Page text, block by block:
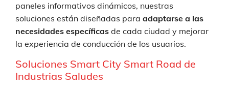
paneles informativos dinámicos, nuestras
soluciones están diseñadas para adaptarse a las
necesidades específicas de cada ciudad y mejorar
la experiencia de conducción de los usuarios.
Soluciones Smart City Smart Road de
Industrias Saludes